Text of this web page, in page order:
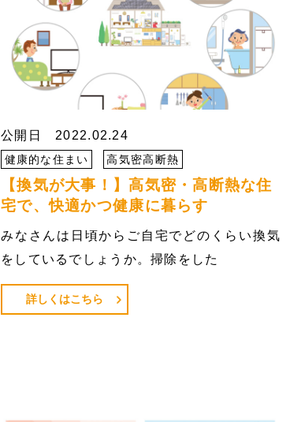
公開日 2022.02.24
健康的な住まい 高気密高断熱
【換気が大事！】高気密・高断熱な住
宅で、快適かつ健康に暮らす
みなさんは日頃からご自宅でどのくらい換気
をしているでしょうか。掃除をした
詳しくはこちら